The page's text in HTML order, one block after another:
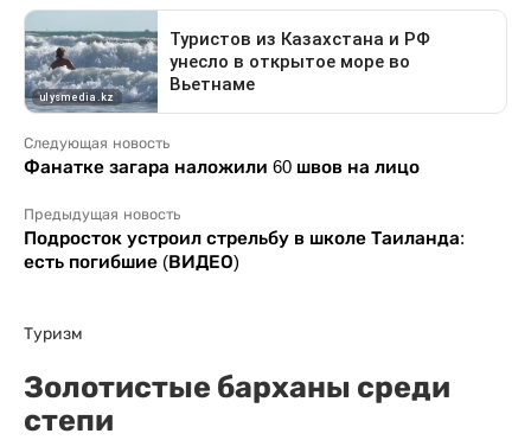
Следующая новость
Фанатке загара наложили 60 швов на лицо
Предыдущая новость
Подросток устроил стрельбу в школе Таиланда:
есть погибшие (ВИДЕО)
Туризм
Золотистые барханы среди
степи